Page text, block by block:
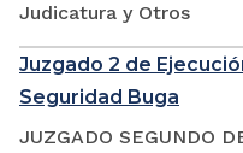
Judicatura y Otros
Juzgado 2 de
Seguridad Buga
JUZGADO SEGUNDO